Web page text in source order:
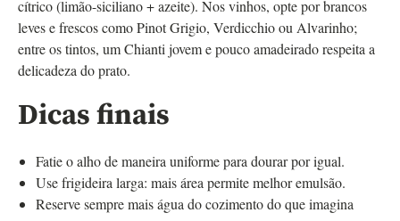
cítrico (limão-siciliano + azeite). Nos vinhos, opte por brancos
leves e frescos como Pinot Grigio, Verdicchio ou Alvarinho;
entre os tintos, um Chianti jovem e pouco amadeirado respeita a
delicadeza do prato.
Dicas finais
Fatie o alho de maneira uniforme para dourar por igual.
Use frigideira larga: mais área permite melhor emulsão.
Reserve sempre mais água do cozimento do que imagina